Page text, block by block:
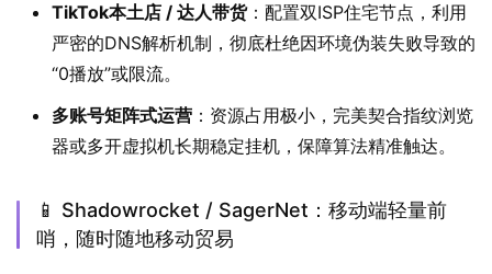
TikTok本土店 / 达人带货：配置双ISP住宅节点，利用
严密的DNS解析机制，彻底杜绝因环境伪装失败导致的
“0播放”或限流。
多账号矩阵式运营 ：资源占用极小，完美契合指纹浏览
器或多开虚拟机长期稳定挂机，保障算法精准触达。
📱 Shadowrocket / SagerNet：移动端轻量前
哨，随时随地移动贸易